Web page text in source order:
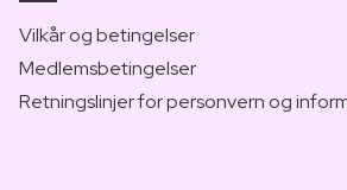
Vilkår og betingelser
Medlemsbetingelser
Retningslinjer for personvern og